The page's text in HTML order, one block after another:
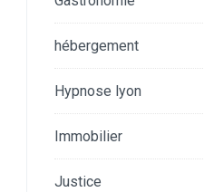
hébergement
Hypnose lyon
Immobilier
Justice